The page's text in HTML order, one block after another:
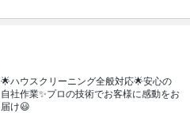
🌟ハウスクリーニング全般対応🌟安心の
自社作業✨プロの技術でお客様に感動をお
届け😃